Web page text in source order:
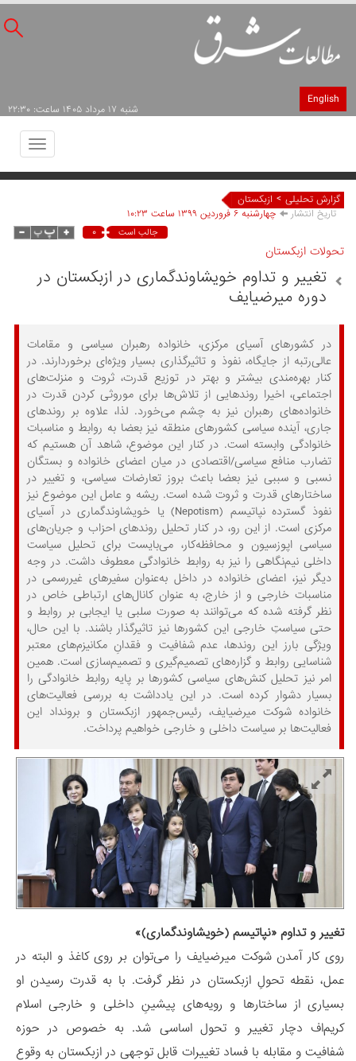
English
شنبه ۱۷ مرداد ۱۴۰۵ ساعت: ۲۲:۳۰
Toggle
گزارش تحلیلی > ازبکستان
تاریخ انتشار
چهارشنبه ۶ فروردين ۱۳۹۹ ساعت ۱۰:۲۳
جالب است ۰
تحولات ازبکستان
تغییر و تداوم خویشاوندگماری در ازبکستان در
دوره میرضیایف
در کشورهای آسیای مرکزی، خانواده رهبران سیاسی و مقامات
عالی‌رتبه از جایگاه، نفوذ و تاثیرگذاری بسیار ویژه‌ای برخوردارند. در
کنار بهره‌مندی بیشتر و بهتر در توزیع قدرت، ثروت و منزلت‌های
اجتماعی، اخیرا روندهایی از تلاش‌ها برای موروثی کردن قدرت در
خانواده‌های رهبران نیز به چشم می‌خورد. لذا، علاوه بر روندهای
جاری، آینده سیاسی کشورهای منطقه نیز بعضا به روابط و مناسبات
خانوادگی وابسته است. در کنار این موضوع، شاهد آن هستیم که
تضارب منافع سیاسی/اقتصادی در میان اعضای خانواده و بستگان
نسبی و سببی نیز بعضا باعث بروز تعارضات سیاسی، و تغییر در
ساختارهای قدرت و ثروت شده است. ریشه و عامل این موضوع نیز
نفوذ گسترده نپاتیسم (Nepotism) یا خویشاوندگماری در آسیای
مرکزی است. از این رو، در کنار تحلیل روند‌های احزاب و جریان‌های
سیاسی اپوزسیون و محافظه‌کار، می‌بایست برای تحلیل سیاست
داخلی نیم‌نگاهی را نیز به روابط خانوادگی معطوف داشت. در وجه
دیگر نیز، اعضای خانواده در داخل به‌عنوان سفیرهای غیررسمی در
مناسبات خارجی و از خارج، به عنوان کانال‌های ارتباطی خاص در
نظر گرفته شده که می‌توانند به صورت سلبی یا ایجابی بر روابط و
حتی سیاستِ خارجی این کشورها نیز تاثیرگذار باشند. با این حال،
ویژگی بارز این روندها، عدم شفافیت و فقدانِ مکانیزم‌های معتبر
شناسایی روابط و گزاره‌های تصمیم‌گیری و تصمیم‌سازی است. همین
امر نیز تحلیل کنش‌های سیاسی کشورها بر پایه روابط خانوادگی را
بسیار دشوار کرده است. در این یادداشت به بررسی فعالیت‌های
خانواده شوکت میرضیایف، رئیس‌جمهور ازبکستان و برونداد این
فعالیت‌ها بر سیاست داخلی و خارجی خواهیم پرداخت.
تغییر و تداوم «نپاتیسم (خویشاوندگماری)»
روی کار آمدن شوکت میرضیایف را می‌توان بر روی کاغذ و البته در
عمل، نقطه تحولِ ازبکستان در نظر گرفت. با به قدرت رسیدن او
بسیاری از ساختارها و رویه‌های پیشینِ داخلی و خارجی اسلام
کریم‌اف دچار تغییر و تحول اساسی شد. به خصوص در حوزه
شفافیت و مقابله با فساد تغییرات قابل توجهی در ازبکستان به وقوع